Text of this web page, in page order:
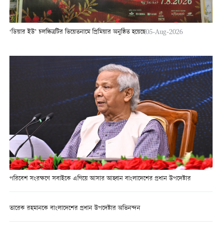
‘ডিয়ার ইউ’ চলচ্চিত্রটির ভিয়েতনামে প্রিমিয়ার অনুষ্ঠিত হয়েছে05-Aug-2026
পরিবেশ সংরক্ষণে সবাইকে এগিয়ে আসার আহ্বান বাংলাদেশের প্রধান উপদেষ্টার
তারেক রহমানকে বাংলাদেশের প্রধান উপদেষ্টার অভিনন্দন